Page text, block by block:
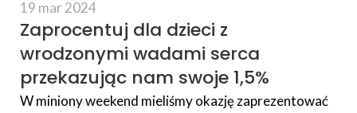
19 mar 2024
Zaprocentuj dla dzieci z
wrodzonymi wadami serca
przekazując nam swoje 1,5%
W miniony weekend mieliśmy okazję zaprezentować